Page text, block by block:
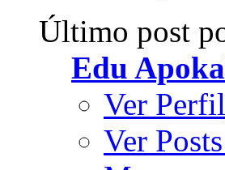
Último post
Edu
Ver Perfil
Ver